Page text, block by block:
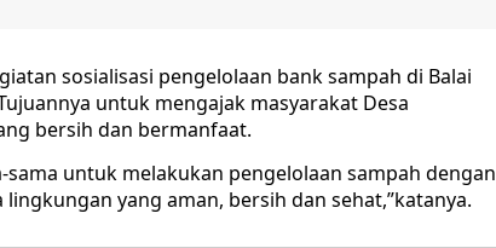
sosialisasi pengelolaan bank sampah di Balai
untuk mengajak masyarakat Desa
bersih dan bermanfaat.
untuk melakukan pengelolaan sampah dengan
yang aman, bersih dan sehat,”katanya.